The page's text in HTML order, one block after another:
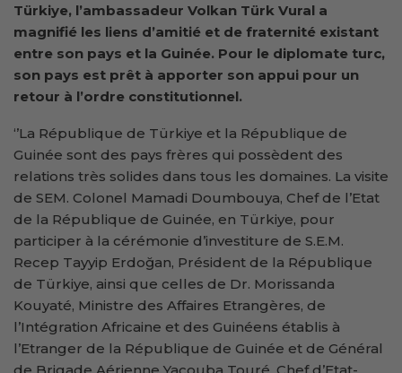
Türkiye, l’ambassadeur Volkan Türk Vural a
magnifié les liens d’amitié et de fraternité existant
entre son pays et la Guinée. Pour le diplomate turc,
son pays est prêt à apporter son appui pour un
retour à l’ordre constitutionnel.
‘’La République de Türkiye et la République de
Guinée sont des pays frères qui possèdent des
relations très solides dans tous les domaines. La visite
de SEM. Colonel Mamadi Doumbouya, Chef de l’Etat
de la République de Guinée, en Türkiye, pour
participer à la cérémonie d’investiture de S.E.M.
Recep Tayyip Erdoğan, Président de la République
de Türkiye, ainsi que celles de Dr. Morissanda
Kouyaté, Ministre des Affaires Etrangères, de
l’Intégration Africaine et des Guinéens établis à
l’Etranger de la République de Guinée et de Général